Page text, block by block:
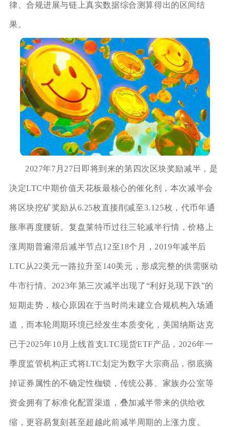
律、合规进展与链上真实数据综合测算得出的区间结
果。
2027年7月27日即将到来的第四次区块奖励减半，是
决定LTC中期价值天花板最核心的催化剂，本次减半会
将区块挖矿奖励从6.25枚直接削减至3.125枚，代币年通
胀率再度腰斩。复盘莱特币过往三轮减半行情，价格上
涨周期普遍滞后减半节点12至18个月，2019年减半后
LTC从22美元一路拉升至140美元，形成完整的供需驱动
牛市行情。2023年第三次减半出现了“利好兑现下跌”的
短期走势，核心原因在于当时尚未建立合规机构入场通
道，而本轮周期环境已经发生本质变化，美国纳斯达克
已于2025年10月上线首支LTC现货ETF产品，2026年一
季度监管机构正式将LTC划定为数字大宗商品，彻底摘
掉证券属性的不确定性枷锁，传统公募、家族办公室等
资金拥有了标准化配置渠道，叠加减半带来的供给收
缩，更容易复刻甚至超越此前减半周期的上涨力度。